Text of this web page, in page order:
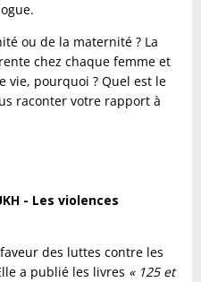
ou de la maternité ? La
chez chaque femme et
vie, pourquoi ? Quel est le
raconter votre rapport à
- Les violences
des luttes contre les
a publié les livres « 125 et